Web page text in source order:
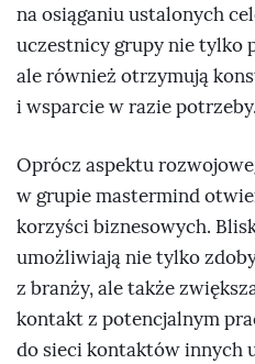
na osiąganiu ustalonych
uczestnicy grupy nie tylko
ale również otrzymują
i wsparcie w razie potrzeby.
Oprócz aspektu
w grupie mastermind
korzyści biznesowych.
umożliwiają nie tylko
z branży, ale także
kontakt z potencjalnym
do sieci kontaktów innych